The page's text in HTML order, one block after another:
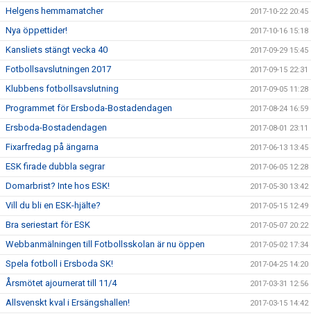
Helgens hemmamatcher 2017-10-22 20:45
Nya öppettider! 2017-10-16 15:18
Kansliets stängt vecka 40 2017-09-29 15:45
Fotbollsavslutningen 2017 2017-09-15 22:31
Klubbens fotbollsavslutning 2017-09-05 11:28
Programmet för Ersboda-Bostadendagen 2017-08-24 16:59
Ersboda-Bostadendagen 2017-08-01 23:11
Fixarfredag på ängarna 2017-06-13 13:45
ESK firade dubbla segrar 2017-06-05 12:28
Domarbrist? Inte hos ESK! 2017-05-30 13:42
Vill du bli en ESK-hjälte? 2017-05-15 12:49
Bra seriestart för ESK 2017-05-07 20:22
Webbanmälningen till Fotbollsskolan är nu öppen 2017-05-02 17:34
Spela fotboll i Ersboda SK! 2017-04-25 14:20
Årsmötet ajournerat till 11/4 2017-03-31 12:56
Allsvenskt kval i Ersängshallen! 2017-03-15 14:42